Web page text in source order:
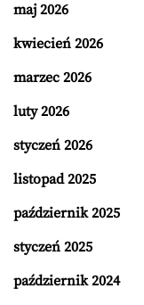
maj 2026
kwiecień 2026
marzec 2026
luty 2026
styczeń 2026
listopad 2025
październik 2025
styczeń 2025
październik 2024